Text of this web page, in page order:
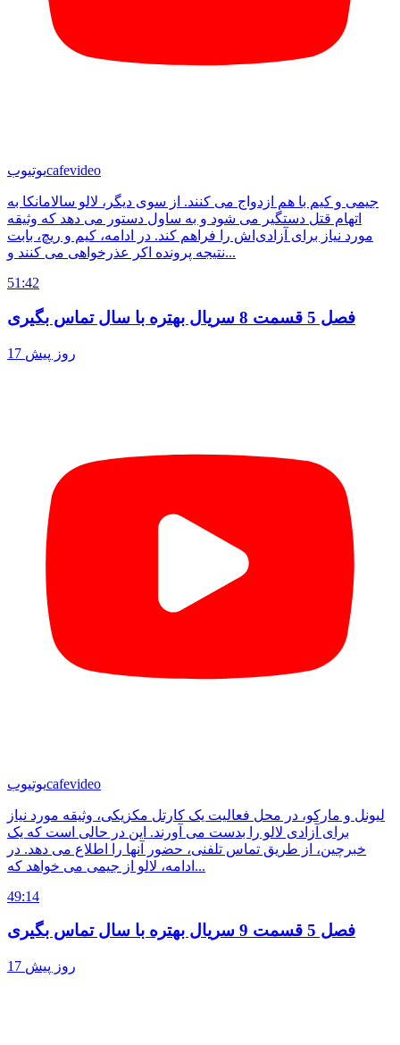
یوتیوبcafevideo
جیمی و کیم با هم ازدواج می کنند. از سوی دیگر، لالو سالامانکا به
اتهام قتل دستگیر می شود و به ساول دستور می دهد که وثیقه
مورد نیاز برای آزادی‌اش را فراهم کند. در ادامه، کیم و ریچ، بابت
نتیجه پرونده اکر عذرخواهی می کنند و...
51:42
فصل 5 قسمت 8 سریال بهتره با سال تماس بگیری
17 روز پیش
یوتیوبcafevideo
لیونل و مارکو، در محل فعالیت یک کارتل مکزیکی، وثیقه مورد نیاز
برای آزادی لالو را بدست می آورند. این در حالی است که یک
خبرچین، از طریق تماس تلفنی، حضور آنها را اطلاع می دهد. در
ادامه، لالو از جیمی می خواهد که...
49:14
فصل 5 قسمت 9 سریال بهتره با سال تماس بگیری
17 روز پیش